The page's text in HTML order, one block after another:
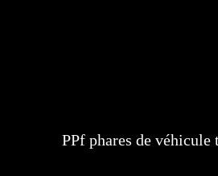
PPf phares de véhicule